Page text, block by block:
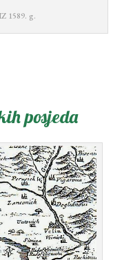
1589. g.
posjeda